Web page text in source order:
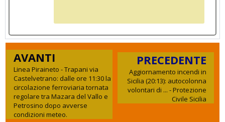
AVANTI
Linea Piraineto - Trapani via
Castelvetrano: dalle ore 11:30 la
circolazione ferroviaria tornata
regolare tra Mazara del Vallo e
Petrosino dopo avverse
condizioni meteo.
PRECEDENTE
Aggiornamento incendi in
Sicilia (20:13): autocolonna
volontari di ... - Protezione
Civile Sicilia